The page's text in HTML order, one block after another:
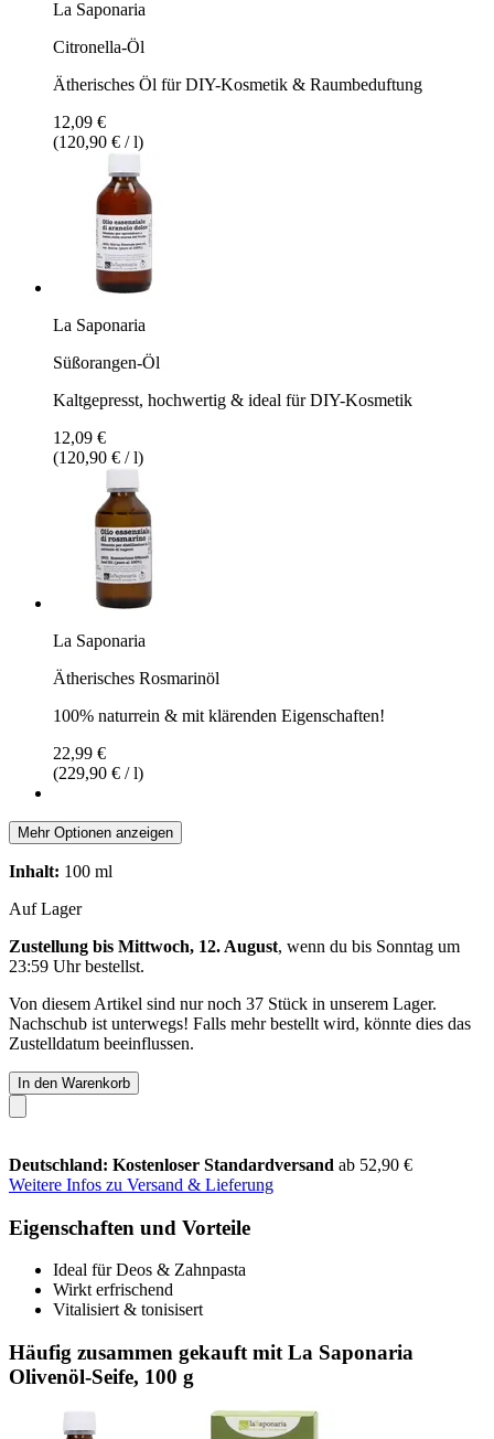
La Saponaria
Citronella-Öl
Ätherisches Öl für DIY-Kosmetik & Raumbeduftung
12,09 €
(120,90 € / l)
La Saponaria
Süßorangen-Öl
Kaltgepresst, hochwertig & ideal für DIY-Kosmetik
12,09 €
(120,90 € / l)
La Saponaria
Ätherisches Rosmarinöl
100% naturrein & mit klärenden Eigenschaften!
22,99 €
(229,90 € / l)
Mehr Optionen anzeigen
Inhalt: 100 ml
Auf Lager
Zustellung bis Mittwoch, 12. August, wenn du bis Sonntag um
23:59 Uhrbestellst.
Von diesem Artikel sind nur noch 37 Stück in unserem Lager.
Nachschub ist unterwegs! Falls mehr bestellt wird, könnte dies das
Zustelldatum beeinflussen.
In den Warenkorb
Deutschland: Kostenloser Standardversand ab 52,90 €
Weitere Infos zu Versand & Lieferung
Eigenschaften und Vorteile
Ideal für Deos & Zahnpasta
Wirkt erfrischend
Vitalisiert & tonisisert
Häufig zusammen gekauft mit La Saponaria
Olivenöl-Seife, 100 g